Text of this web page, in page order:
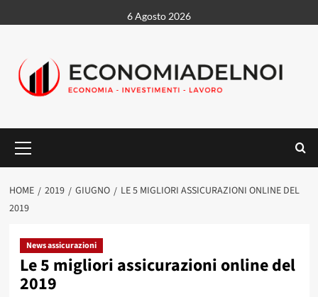
al
6 Agosto 2026
principale
HOME 2019 GIUGNO
LE 5 MIGLIORI ASSICURAZIONI ONLINE DEL
2019
News assicurazioni
Le 5 migliori assicurazioni online del
2019